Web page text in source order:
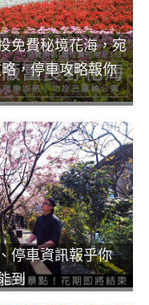
免費秘境花海，宛
，停車攻略報你
停車資訊報乎你
到